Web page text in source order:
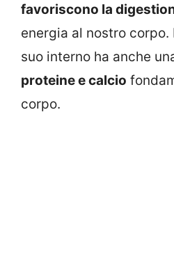
favoriscono la
energia al nostro corpo.
suo interno ha anche
proteine e calcio
corpo.